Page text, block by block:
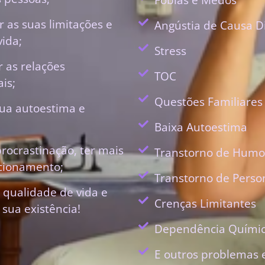
as suas limitações e
as relações
autoestima e
ter mais
de vida e
existência!
Angústia de Causa
Stress
TOC
Questões Familiares
Baixa Autoestima
Transtorno de
Transtorno de
Crenças Limitantes
Dependência
E outros problemas